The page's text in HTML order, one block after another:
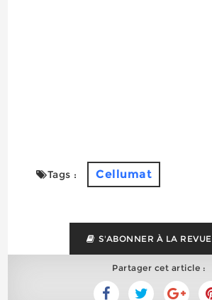
Tags : Cellumat
S'ABONNER À LA REVUE
Partager cet article :